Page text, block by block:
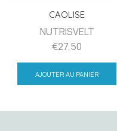
CAOLISE
NUTRISVELT
€27,50
AJOUTER AU PANIER